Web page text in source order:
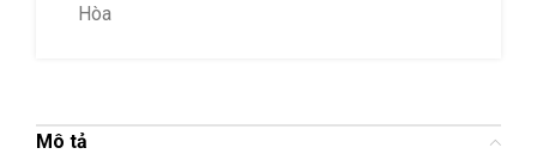
Hòa
Mô tả